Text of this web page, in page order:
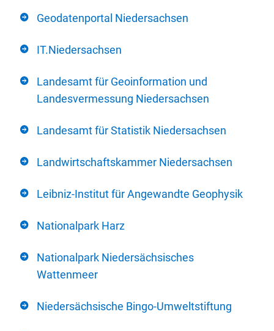
Geodatenportal Niedersachsen
IT.Niedersachsen
Landesamt für Geoinformation und
Landesvermessung Niedersachsen
Landesamt für Statistik Niedersachsen
Landwirtschaftskammer Niedersachsen
Leibniz-Institut für Angewandte Geophysik
Nationalpark Harz
Nationalpark Niedersächsisches
Wattenmeer
Niedersächsische Bingo-Umweltstiftung